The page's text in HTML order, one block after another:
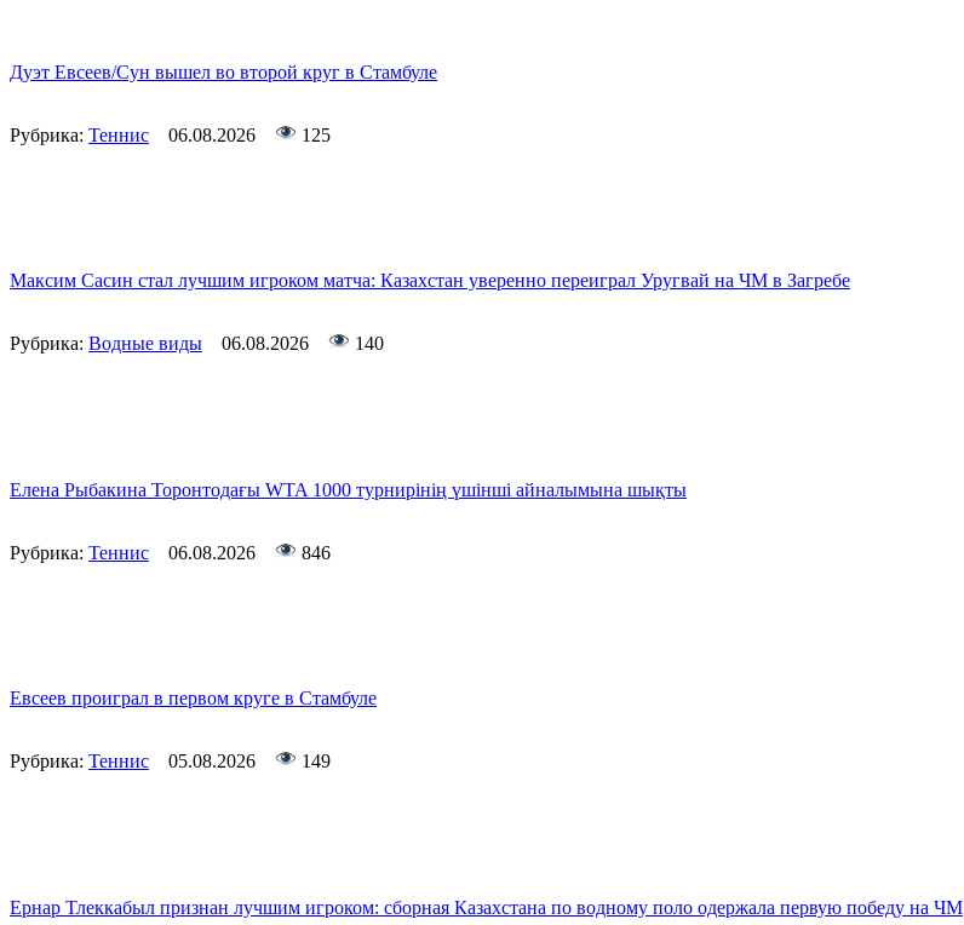
Дуэт Евсеев/Сун вышел во второй круг в Стамбуле
Рубрика: Теннис 06.08.2026 125
Максим Сасин стал лучшим игроком матча: Казахстан уверенно переиграл Уругвай на ЧМ в Загребе
Рубрика: Водные виды 06.08.2026 140
Елена Рыбакина Торонтодағы WTA 1000 турнирінің үшінші айналымына шықты
Рубрика: Теннис 06.08.2026 846
Евсеев проиграл в первом круге в Стамбуле
Рубрика: Теннис 05.08.2026 149
Ернар Тлеккабыл признан лучшим игроком: сборная Казахстана по водному поло одержала первую победу на ЧМ